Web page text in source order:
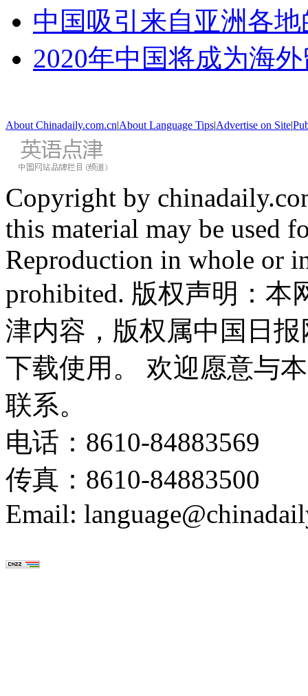
中国吸引来自亚洲各
2020年中国将成为海
About Chinadaily.com.cn|About Language Tips|Advertise on Site|
Copyright by
this material may be used
Reproduction in whole or
prohibited. 版权声明：
津内容，版权属中国日
下载使用。 欢迎愿意与
联系。
电话：8610-84883569
传真：8610-84883500
Email: